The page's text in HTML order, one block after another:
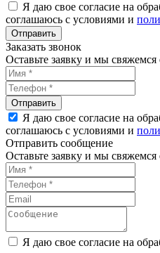
Я даю свое согласие на
соглашаюсь с условиями и
Заказать звонок
Оставьте заявку и мы
Я даю свое согласие на
соглашаюсь с условиями и
Отправить сообщение
Оставьте заявку и мы
Я даю свое согласие на